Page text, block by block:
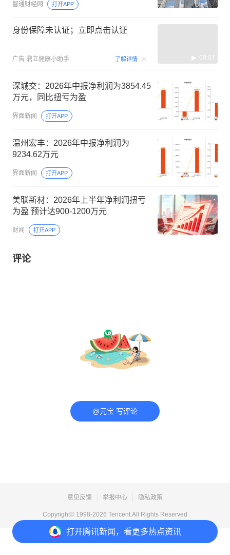
打开腾讯新闻，看更多热点资讯
智通财经网 打开APP
身份保障未认证；立即点击认证
广告 鼎立健康小助手 了解详情 00:07
深城交：2026年中报净利润为3854.45
万元，同比扭亏为盈
界面新闻 打开APP
温州宏丰：2026年中报净利润为
9234.62万元
界面新闻 打开APP
美联新材：2026年上半年净利润扭亏
为盈 预计达900-1200万元
财闻 打开APP
评论
@元宝 写评论
意见反馈 举报中心 隐私政策
Copyright© 1998-2026 Tencent.All Rights Reserved